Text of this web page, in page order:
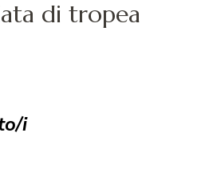
di tropea
i